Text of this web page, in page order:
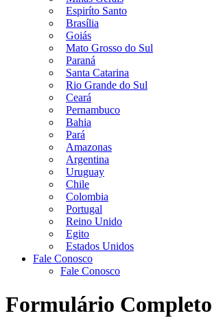
Espiríto Santo
Brasília
Goiás
Mato Grosso do Sul
Paraná
Santa Catarina
Rio Grande do Sul
Ceará
Pernambuco
Bahia
Pará
Amazonas
Argentina
Uruguay
Chile
Colombia
Portugal
Reino Unido
Egito
Estados Unidos
Fale Conosco
Fale Conosco
Formulário Completo